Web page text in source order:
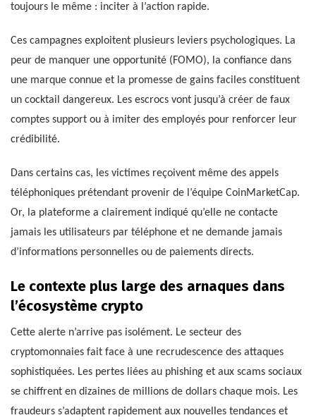
toujours le même : inciter à l’action rapide.
Ces campagnes exploitent plusieurs leviers psychologiques. La
peur de manquer une opportunité (FOMO), la confiance dans
une marque connue et la promesse de gains faciles constituent
un cocktail dangereux. Les escrocs vont jusqu’à créer de faux
comptes support ou à imiter des employés pour renforcer leur
crédibilité.
Dans certains cas, les victimes reçoivent même des appels
téléphoniques prétendant provenir de l’équipe CoinMarketCap.
Or, la plateforme a clairement indiqué qu’elle ne contacte
jamais les utilisateurs par téléphone et ne demande jamais
d’informations personnelles ou de paiements directs.
Le contexte plus large des arnaques dans
l’écosystème crypto
Cette alerte n’arrive pas isolément. Le secteur des
cryptomonnaies fait face à une recrudescence des attaques
sophistiquées. Les pertes liées au phishing et aux scams sociaux
se chiffrent en dizaines de millions de dollars chaque mois. Les
fraudeurs s’adaptent rapidement aux nouvelles tendances et